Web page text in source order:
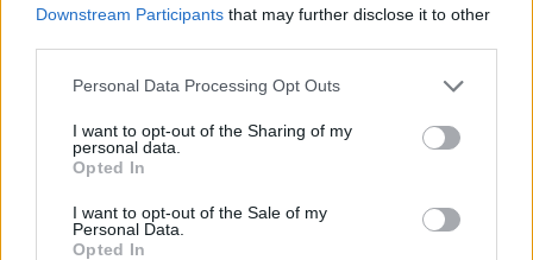
Downstream Participants that may further disclose it to other
Personal Data Processing Opt Outs
I want to opt-out of the Sharing of my
personal data.
Opted In
I want to opt-out of the Sale of my
Personal Data.
Opted In
3